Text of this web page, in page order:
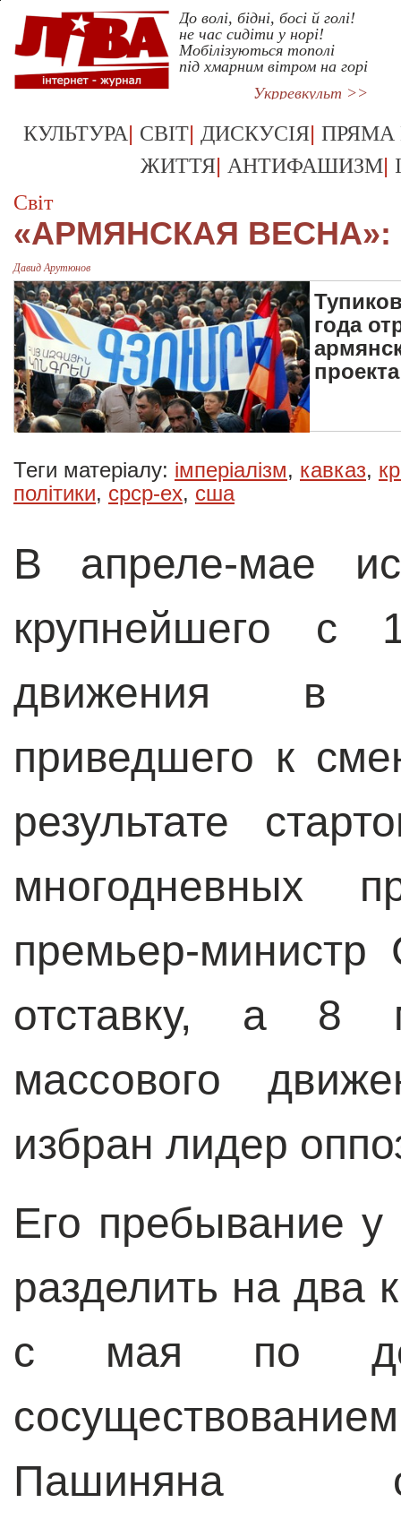
До волі, бідні, босі й голі!
не час сидіти у норі!
Мобілізуються тополі
під хмарним вітром на горі
Укрревкульт >>
КУЛЬТУРА| СВІТ| ДИСКУСІЯ| ПРЯМА
ЖИТТЯ| АНТИФАШИЗМ|
Світ
«АРМЯНСКАЯ ВЕСНА»:
Давид Арутюнов
года
проекта
Теги матеріалу: імперіалізм, кавказ,
політики, срср-ex, сша
В апреле-мае
крупнейшего с
движения в
приведшего к
результате
многодневных
премьер-
отставку, а 8
массового
избран лидер
Его пребывание
разделить на два
с мая по
Пашиняна